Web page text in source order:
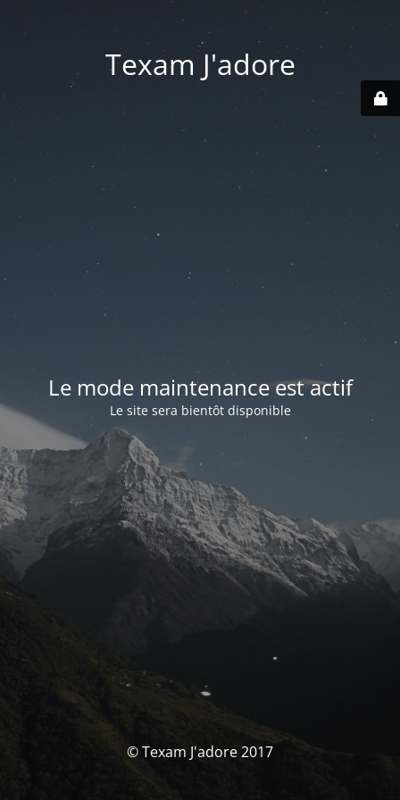
Texam J'adore
Le mode maintenance est actif
Le site sera bientôt disponible
© Texam J'adore 2017